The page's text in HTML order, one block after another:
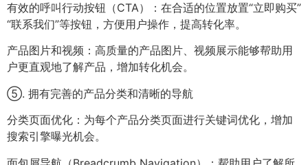
有效的呼叫行动按钮（CTA）：在合适的位置放置“立即购买”
“联系我们”等按钮，方便用户操作，提高转化率。
产品图片和视频：高质量的产品图片、视频展示能够帮助用
户更直观地了解产品，增加转化机会。
⑤. 拥有完善的产品分类和清晰的导航
分类页面优化：为每个产品分类页面进行关键词优化，增加
搜索引擎曝光机会。